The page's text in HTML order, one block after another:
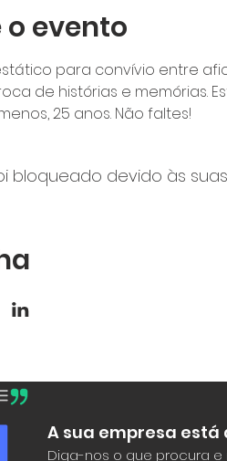
o evento
para convívio entre
de histórias e memórias.
25 anos. Não faltes!
bloqueado devido às
A sua empresa
Diga-nos o que procura